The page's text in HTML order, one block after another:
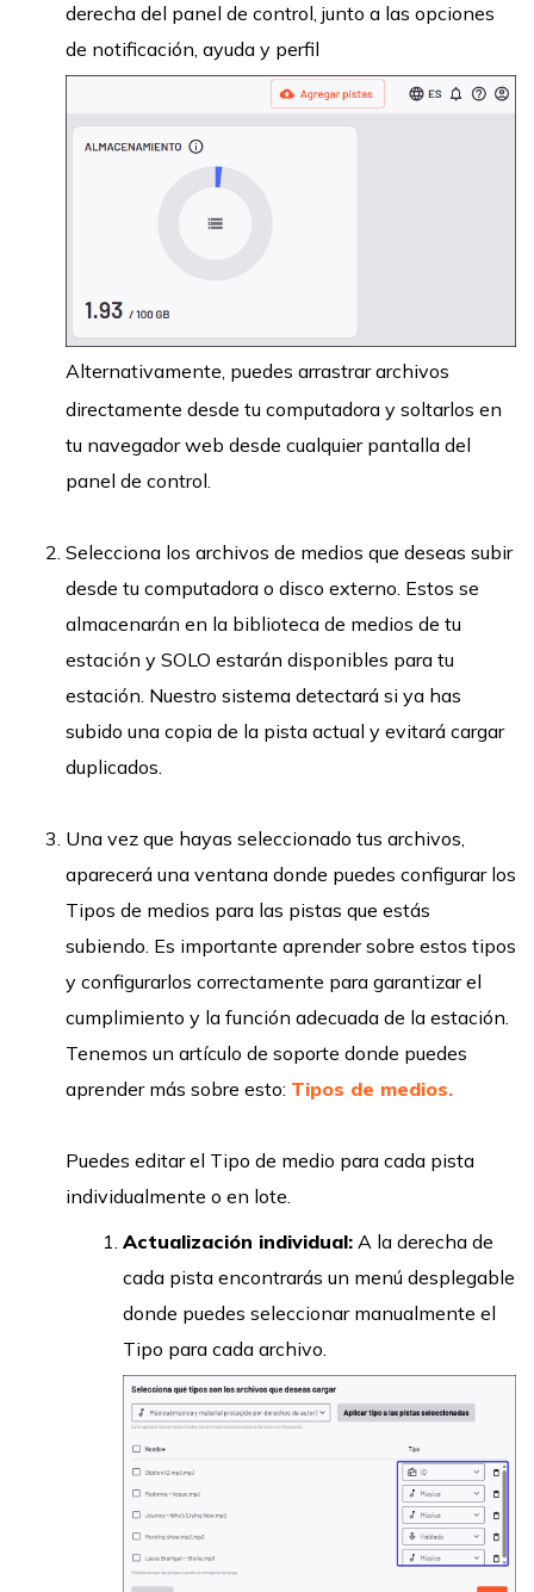
derecha del panel de control, junto a las opciones
de notificación, ayuda y perfil
Alternativamente, puedes arrastrar archivos
directamente desde tu computadora y soltarlos en
tu navegador web desde cualquier pantalla del
panel de control.
Selecciona los archivos de medios que deseas subir
desde tu computadora o disco externo. Estos se
almacenarán en la biblioteca de medios de tu
estación y SOLO estarán disponibles para tu
estación. Nuestro sistema detectará si ya has
subido una copia de la pista actual y evitará cargar
duplicados.
Una vez que hayas seleccionado tus archivos,
aparecerá una ventana donde puedes configurar los
Tipos de medios para las pistas que estás
subiendo. Es importante aprender sobre estos tipos
y configurarlos correctamente para garantizar el
cumplimiento y la función adecuada de la estación.
Tenemos un artículo de soporte donde puedes
aprender más sobre esto: Tipos de medios.
Puedes editar el Tipo de medio para cada pista
individualmente o en lote.
Actualización individual: A la derecha de
cada pista encontrarás un menú desplegable
donde puedes seleccionar manualmente el
Tipo para cada archivo.